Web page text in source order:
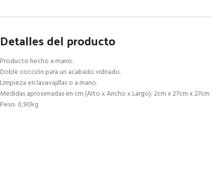
Detalles del producto
Producto hecho a mano.
Doble cocción para un acabado vidriado.
Limpieza en lavavajillas o a mano.
Medidas aproximadas en cm (Alto x Ancho x Largo): 2cm x 27cm x 27cm
Peso: 0,90kg